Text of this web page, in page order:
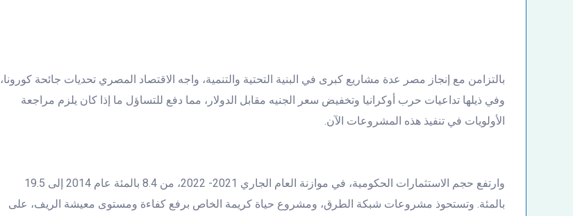
بالتزامن مع إنجاز مصر عدة مشاريع كبرى في البنية التحتية والتنمية، واجه الاقتصاد المصري تحديات جائحة كورونا،
وفي ذيلها تداعيات حرب أوكرانيا وتخفيض سعر الجنيه مقابل الدولار، مما دفع للتساؤل ما إذا كان يلزم مراجعة
الأولويات في تنفيذ هذه المشروعات الآن.
وارتفع حجم الاستثمارات الحكومية، في موازنة العام الجاري 2021- 2022، من 8.4 بالمئة عام 2014 إلى 19.5
بالمئة. وتستحوذ مشروعات شبكة الطرق، ومشروع حياة كريمة الخاص برفع كفاءة ومستوى معيشة الريف، على